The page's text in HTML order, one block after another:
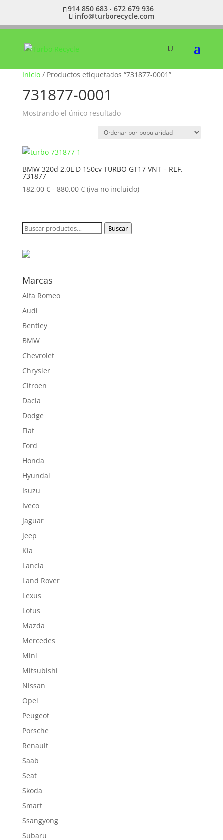
914 850 683 - 672 679 936
info@turborecycle.com
Inicio/ Productos etiquetados “731877-0001”
731877-0001
Mostrando el único resultado
BMW 320d 2.0L D 150cv TURBO GT17 VNT – REF.
731877
182,00 € - 880,00 €Rango
desde
182,00 €
(iva no incluido)
Buscar
Buscar
Marcas
Alfa Romeo
Audi
Bentley
BMW
Chevrolet
Chrysler
Citroen
Dacia
Dodge
Fiat
Ford
Honda
Hyundai
Isuzu
Iveco
Jaguar
Jeep
Kia
Lancia
Land Rover
Lexus
Lotus
Mazda
Mercedes
Mini
Mitsubishi
Nissan
Opel
Peugeot
Porsche
Renault
Saab
Seat
Skoda
Smart
Ssangyong
Subaru